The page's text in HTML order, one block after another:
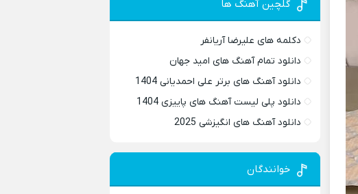
گلچین آهنگ ها
دکلمه های علیرضا آریانفر
دانلود تمام آهنگ های امید جهان
دانلود آهنگ های برتر علی احمدیانی 1404
دانلود پلی لیست آهنگ های پاییزی 1404
دانلود آهنگ های انگیزشی 2025
خوانندگان